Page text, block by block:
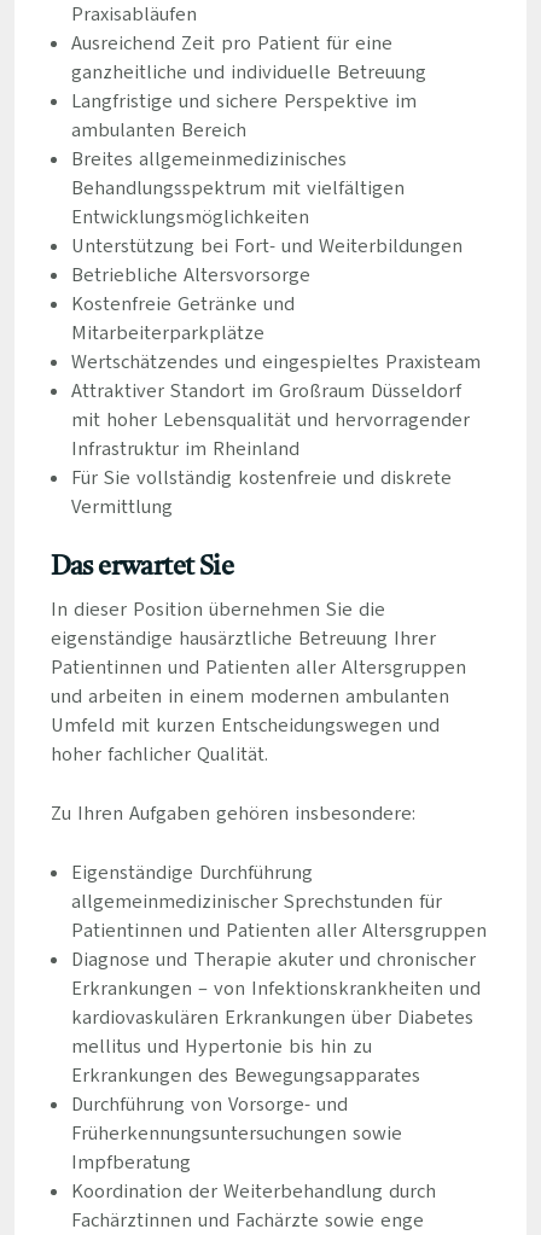
Praxisabläufen
Ausreichend Zeit pro Patient für eine
ganzheitliche und individuelle Betreuung
Langfristige und sichere Perspektive im
ambulanten Bereich
Breites allgemeinmedizinisches
Behandlungsspektrum mit vielfältigen
Entwicklungsmöglichkeiten
Unterstützung bei Fort- und Weiterbildungen
Betriebliche Altersvorsorge
Kostenfreie Getränke und
Mitarbeiterparkplätze
Wertschätzendes und eingespieltes Praxisteam
Attraktiver Standort im Großraum Düsseldorf
mit hoher Lebensqualität und hervorragender
Infrastruktur im Rheinland
Für Sie vollständig kostenfreie und diskrete
Vermittlung
Das erwartet Sie
In dieser Position übernehmen Sie die
eigenständige hausärztliche Betreuung Ihrer
Patientinnen und Patienten aller Altersgruppen
und arbeiten in einem modernen ambulanten
Umfeld mit kurzen Entscheidungswegen und
hoher fachlicher Qualität.
Zu Ihren Aufgaben gehören insbesondere:
Eigenständige Durchführung
allgemeinmedizinischer Sprechstunden für
Patientinnen und Patienten aller Altersgruppen
Diagnose und Therapie akuter und chronischer
Erkrankungen – von Infektionskrankheiten und
kardiovaskulären Erkrankungen über Diabetes
mellitus und Hypertonie bis hin zu
Erkrankungen des Bewegungsapparates
Durchführung von Vorsorge- und
Früherkennungsuntersuchungen sowie
Impfberatung
Koordination der Weiterbehandlung durch
Fachärztinnen und Fachärzte sowie enge